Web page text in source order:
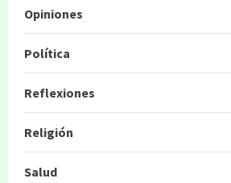
Opiniones
Política
Reflexiones
Religión
Salud